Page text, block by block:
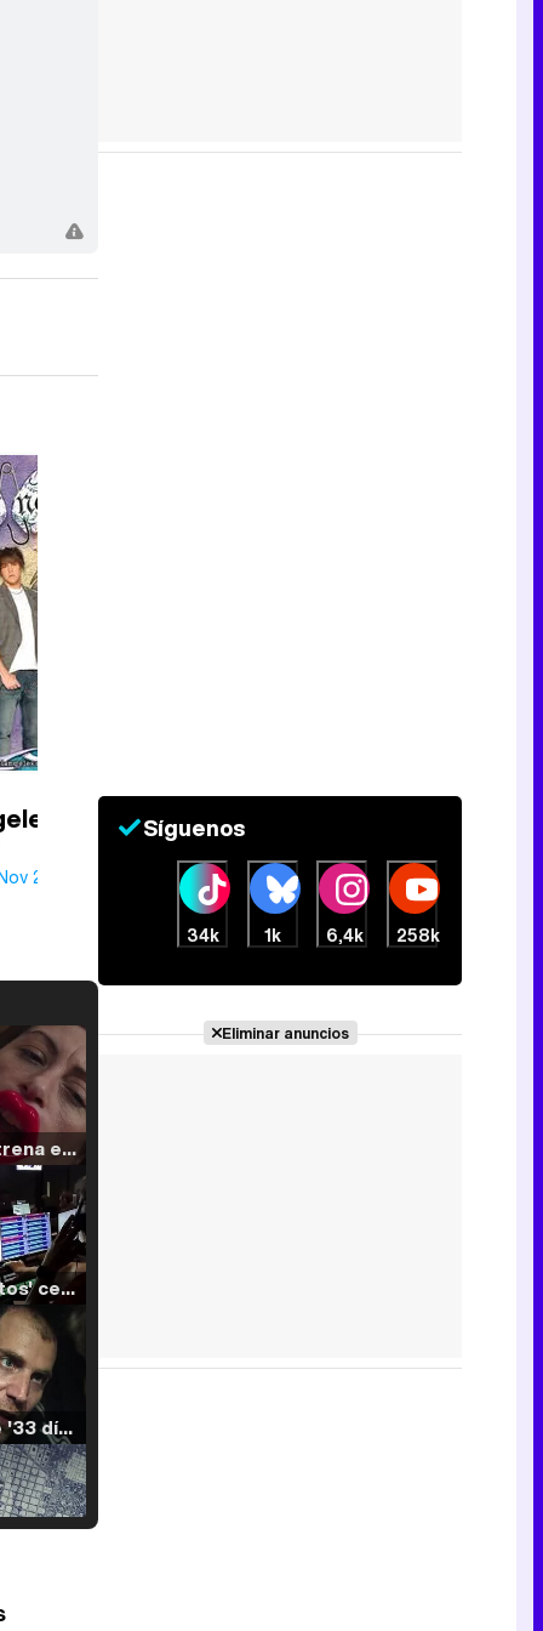
2010
Filmin estrena el tráiler de 'Millennial Mal', su nueva comedia universitaria de la mano de Lorena Iglesias
'120 Minutos' celebra sus 2.000 programas en Telemadrid con un vídeo del día a día en la redacción
Tráiler de '33 días', la nueva serie de Atresplayer con Julián Villagrán y José Manuel Poga
Síguenos
34k 1k 6,4k 258k
Eliminar anuncios